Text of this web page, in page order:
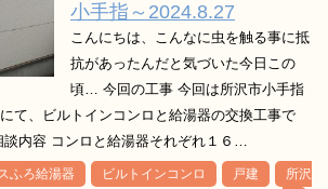
小手指～2024.8.27
こんにちは、こんなに虫を触る事に抵
抗があったんだと気づいた今日この
頃… 今回の工事 今回は所沢市小手指
て、ビルトインコンロと給湯器の交換工事で
談内容 コンロと給湯器それぞれ１６…
ふろ給湯器 ビルトインコンロ 戸建
所沢